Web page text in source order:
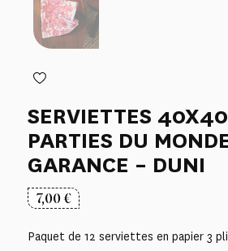
SERVIETTES
PARTIES DU
GARANCE – DUNI
7,00€
Paquet de 12 serviettes en papier 3